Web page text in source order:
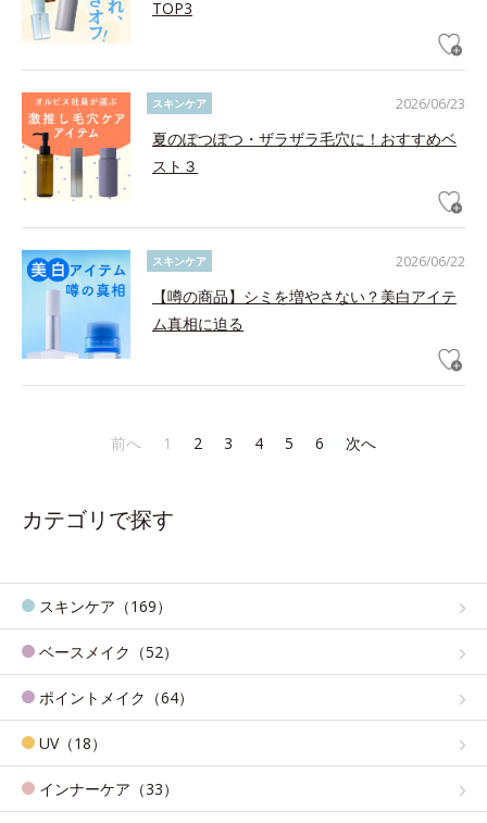
TOP3
2026/06/23
スキンケア
夏のぽつぽつ・ザラザラ毛穴に！おすすめベ
スト３
2026/06/22
スキンケア
【噂の商品】シミを増やさない？美白アイテ
ム真相に迫る
前へ 1 2 3 4 5 6 次へ
カテゴリで探す
スキンケア（169）
ベースメイク（52）
ポイントメイク（64）
UV（18）
インナーケア（33）